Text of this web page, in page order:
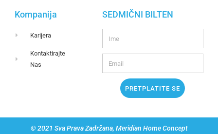
Kompanija
Karijera
Kontaktirajte
Nas
SEDMIČNI BILTEN
PRETPLATITE SE
© 2021 Sva Prava Zadržana, Meridian Home Concept